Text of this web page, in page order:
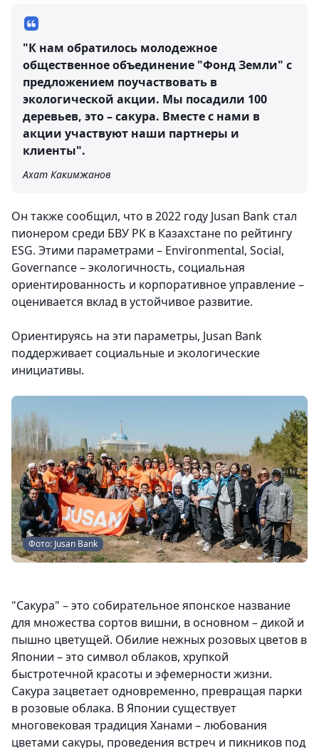
"К нам обратилось молодежное
общественное объединение "Фонд Земли" с
предложением поучаствовать в
экологической акции. Мы посадили 100
деревьев, это – сакура. Вместе с нами в
акции участвуют наши партнеры и
клиенты".
Ахат Какимжанов
Он также сообщил, что в 2022 году Jusan Bank стал
пионером среди БВУ РК в Казахстане по рейтингу
ESG. Этими параметрами – Environmental, Social,
Governance – экологичность, социальная
ориентированность и корпоративное управление –
оценивается вклад в устойчивое развитие.
Ориентируясь на эти параметры, Jusan Bank
поддерживает социальные и экологические
инициативы.
Фото: Jusan Bank
"Сакура" – это собирательное японское название
для множества сортов вишни, в основном – дикой и
пышно цветущей. Обилие нежных розовых цветов в
Японии – это символ облаков, хрупкой
быстротечной красоты и эфемерности жизни.
Сакура зацветает одновременно, превращая парки
в розовые облака. В Японии существует
многовековая традиция Ханами – любования
цветами сакуры, проведения встреч и пикников под